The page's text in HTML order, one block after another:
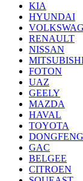
KIA
HYUNDAI
RENAULT
NISSAN
FOTON
UAZ
GEELY
MAZDA
HAVAL
TOYOTA
DONGFENG
GAC
BELGEE
CITROEN